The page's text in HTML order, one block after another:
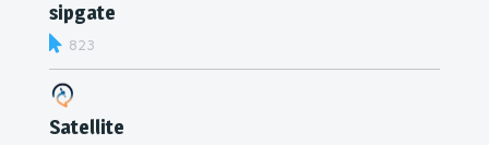
sipgate
823
Satellite